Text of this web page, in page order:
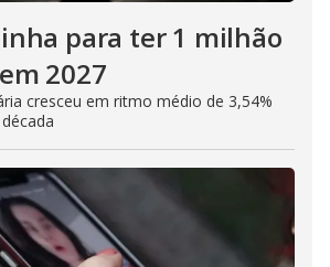
para ter 1 milhão
2027
cresceu em ritmo médio de 3,54%